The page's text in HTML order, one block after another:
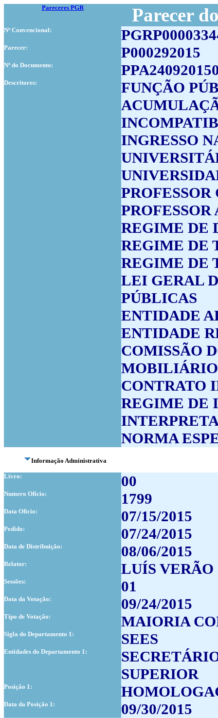
Pareceres PGR Parecer
Nº Convencional:
Parecer: P000292015
Nº do Documento:
Descritores:
FUNÇÃO
INGRESSO
REGIME DE
REGIME DE
REGIME DE
LEI GERAL
PÚBLICAS
ENTIDADE
ENTIDADE
COMISSÃO
CONTRATO
REGIME DE
NORMA
Informação Administrativa
Livro: 00
Numero Oficio: 1799
Data Oficio: 07/15/2015
Pedido: 07/24/2015
Data de Distribuição: 08/06/2015
Relator: LUÍS VERÃO
Sessões: 01
Data da Votação: 09/24/2015
Tipo de Votação: MAIORIA
Sigla do Departamento 1: SEES
Entidades do Departamento 1:
SUPERIOR
Posição 1:
Data da Posição 1: 09/30/2015